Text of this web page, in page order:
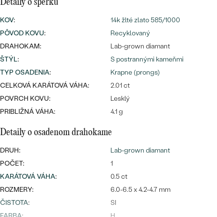
Wave kolekcia
PODĽA TVARU DRAHOKAMU
DIAMANTY
náušnice
PREZRIEŤ
Personalizované
prívesky
Najpredávanejšie
prstene
PREZRIEŤ
Detaily o šperku
KOV:
14k žlté zlato 585/1000
PÔVOD KOVU:
Recyklovaný
DRAHOKAM:
Lab-grown diamant
ŠTÝL:
S postrannými kameňmi
TYP OSADENIA:
Krapne (prongs)
CELKOVÁ KARÁTOVÁ VÁHA:
2.01 ct
POVRCH KOVU:
Lesklý
PRIBLIŽNÁ VÁHA:
4.1 g
Detaily o osadenom drahokame
DRUH:
Lab-grown diamant
POČET:
1
KARÁTOVÁ VÁHA:
0.5 ct
ROZMERY:
6.0-6.5 x 4.2-4.7 mm
ČISTOTA:
SI